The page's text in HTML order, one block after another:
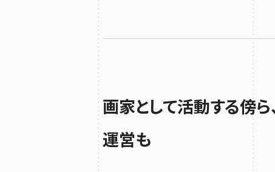
画家として活動する傍ら
運営も